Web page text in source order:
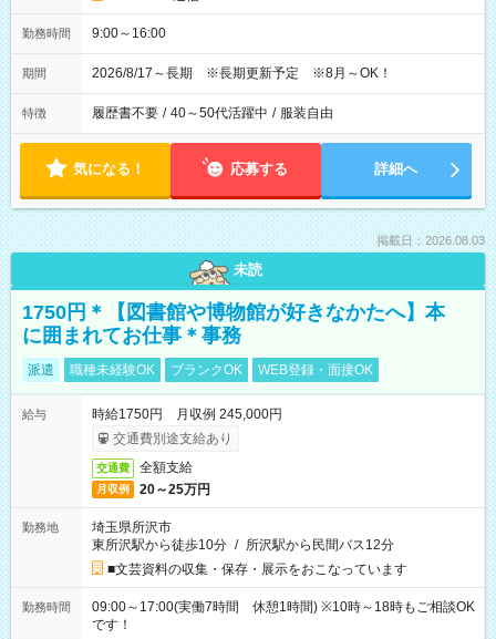
勤務時間 9:00～16:00
期間 2026/8/17～長期 ※長期更新予定 ※8月～OK！
特徴 履歴書不要 / 40～50代活躍中 / 服装自由
気になる！ 応募する 詳細へ
掲載日：2026.08.03
未読
1750円＊【図書館や博物館が好きなかたへ】本
に囲まれてお仕事＊事務
派遣 職種未経験OK ブランクOK WEB登録・面接OK
給与
時給1750円 月収例 245,000円
交通費別途支給あり
交通費 全額支給
月収例 20～25万円
勤務地
埼玉県所沢市
東所沢駅から徒歩10分 / 所沢駅から民間バス12分
■文芸資料の収集・保存・展示をおこなっています
勤務時間
09:00～17:00(実働7時間 休憩1時間) ※10時～18時もご相談OK
です！